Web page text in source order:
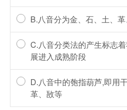
B.八音分为金、石、土、
C.八音分类法的产生标志
展进入成熟阶段
D.八音中的匏指葫芦,即用
革、敔等